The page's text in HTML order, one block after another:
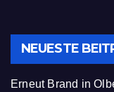
NEUESTE
Erneut Brand in